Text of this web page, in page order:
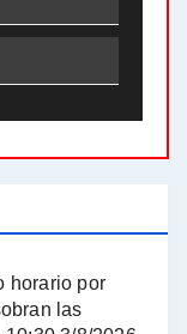
El Bucle News en Radio Gráfica. Bloque 1 . 28.04.24 - Jorge Gres
El Bucle News en Radio Gráfica. Bloque 2 . 21.04.24 - Jorge Gres
A mayor poder al empresariado le cuesta encontrar resistencia - Jose Urtubey con Jorge Gres
horario por
las